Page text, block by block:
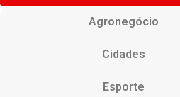
Agronegócio
Cidades
Esporte